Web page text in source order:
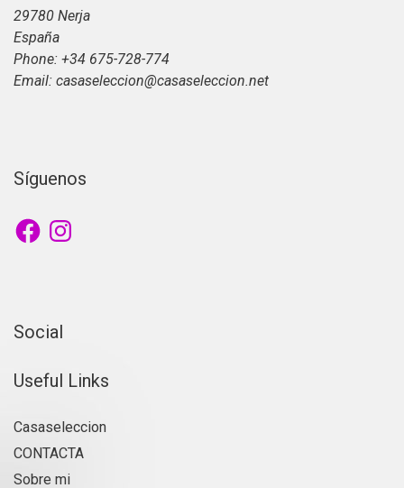
29780 Nerja
España
Phone: +34 675-728-774
Email: casaseleccion@casaseleccion.net
Síguenos
FacebookInstagram
Social
Useful Links
Casaseleccion
CONTACTA
Sobre mi